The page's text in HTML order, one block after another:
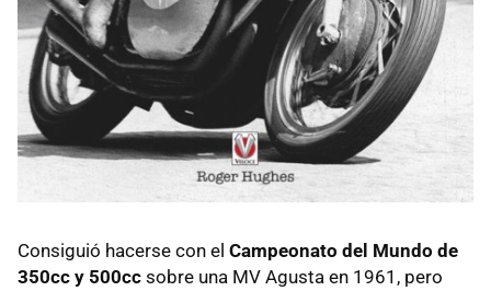
Consiguió hacerse con el Campeonato del Mundo de
350cc y 500cc sobre una MV Agusta en 1961, pero